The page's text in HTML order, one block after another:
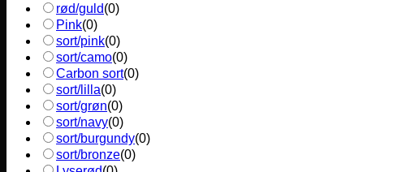
rød/guld(0)
Pink(0)
sort/pink(0)
sort/camo(0)
Carbon sort(0)
sort/lilla(0)
sort/grøn(0)
sort/navy(0)
sort/burgundy(0)
sort/bronze(0)